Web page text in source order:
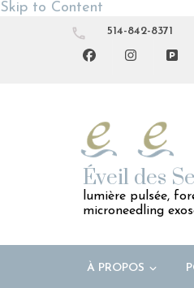
Skip to Content
514-842-8371
Éveil des
lumière pulsée,
microneedling
À PROPOS